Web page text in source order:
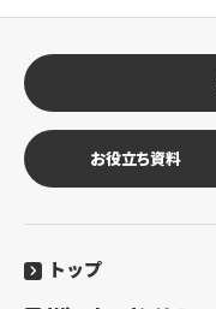
お役立ち資料
トップ